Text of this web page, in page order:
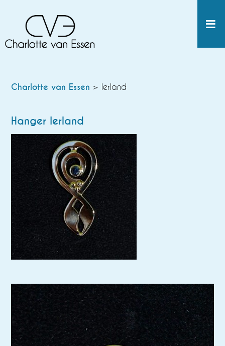
Charlotte van Essen > Ierland
Hanger Ierland